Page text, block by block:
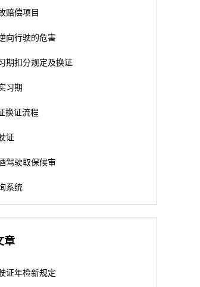
赔偿项目
向行驶的危害
期扣分规定及换证
习期
换证流程
证
驾驶取保候审
系统
章
证年检新规定